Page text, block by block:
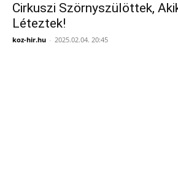
Cirkuszi Szörnyszülöttek,
Léteztek!
koz-hir.hu - 2025.02.04. 20:45